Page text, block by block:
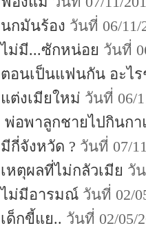
นกมันร้อง วันที่ 06/
ไม่มี...ซักหน่อย วันที่
ตอนเป็นแฟนกัน อะไ
แต่งเมียใหม่ วันที่ 06/
พ่อพาลูกชายไปกินก
มีกี่จังหวัด ? วันที่ 07/
เหตุผลที่ไม่กลัวเมีย วั
ไม่มีอารมณ์ วันที่ 02/
เด็กขี้แย.. วันที่ 02/05/